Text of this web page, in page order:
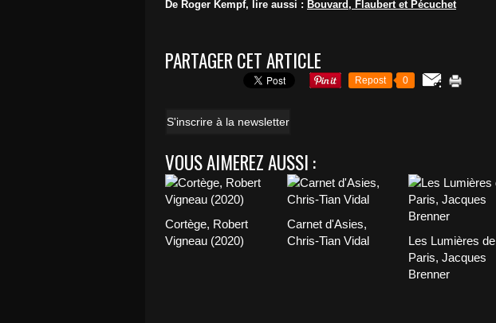
De Roger Kempf, lire aussi : Bouvard, Flaubert et Pécuchet
PARTAGER CET ARTICLE
Repost 0
S'inscrire à la newsletter
VOUS AIMEREZ AUSSI :
Cortège, Robert
Vigneau (2020)
Carnet d'Asies,
Chris-Tian Vidal
Les Lumières de
Paris, Jacques
Brenner